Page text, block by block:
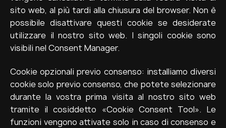
sito web, al più tardi alla chiusura del browser. Non è
possibile disattivare questi cookie se desiderate
utilizzare il nostro sito web. I singoli cookie sono
visibili nel Consent Manager.
Cookie opzionali previo consenso: installiamo diversi
cookie solo previo consenso, che potete selezionare
durante la vostra prima visita al nostro sito web
tramite il cosiddetto «Cookie Consent Tool». Le
funzioni vengono attivate solo in caso di consenso e